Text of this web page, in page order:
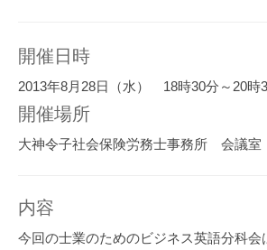
お問い合せ
開催日時
2013年8月28日（水） 18時30分～20時
開催場所
大神令子社会保険労務士事務所 会議室
内容
今回の士業のためのビジネス英語分科会